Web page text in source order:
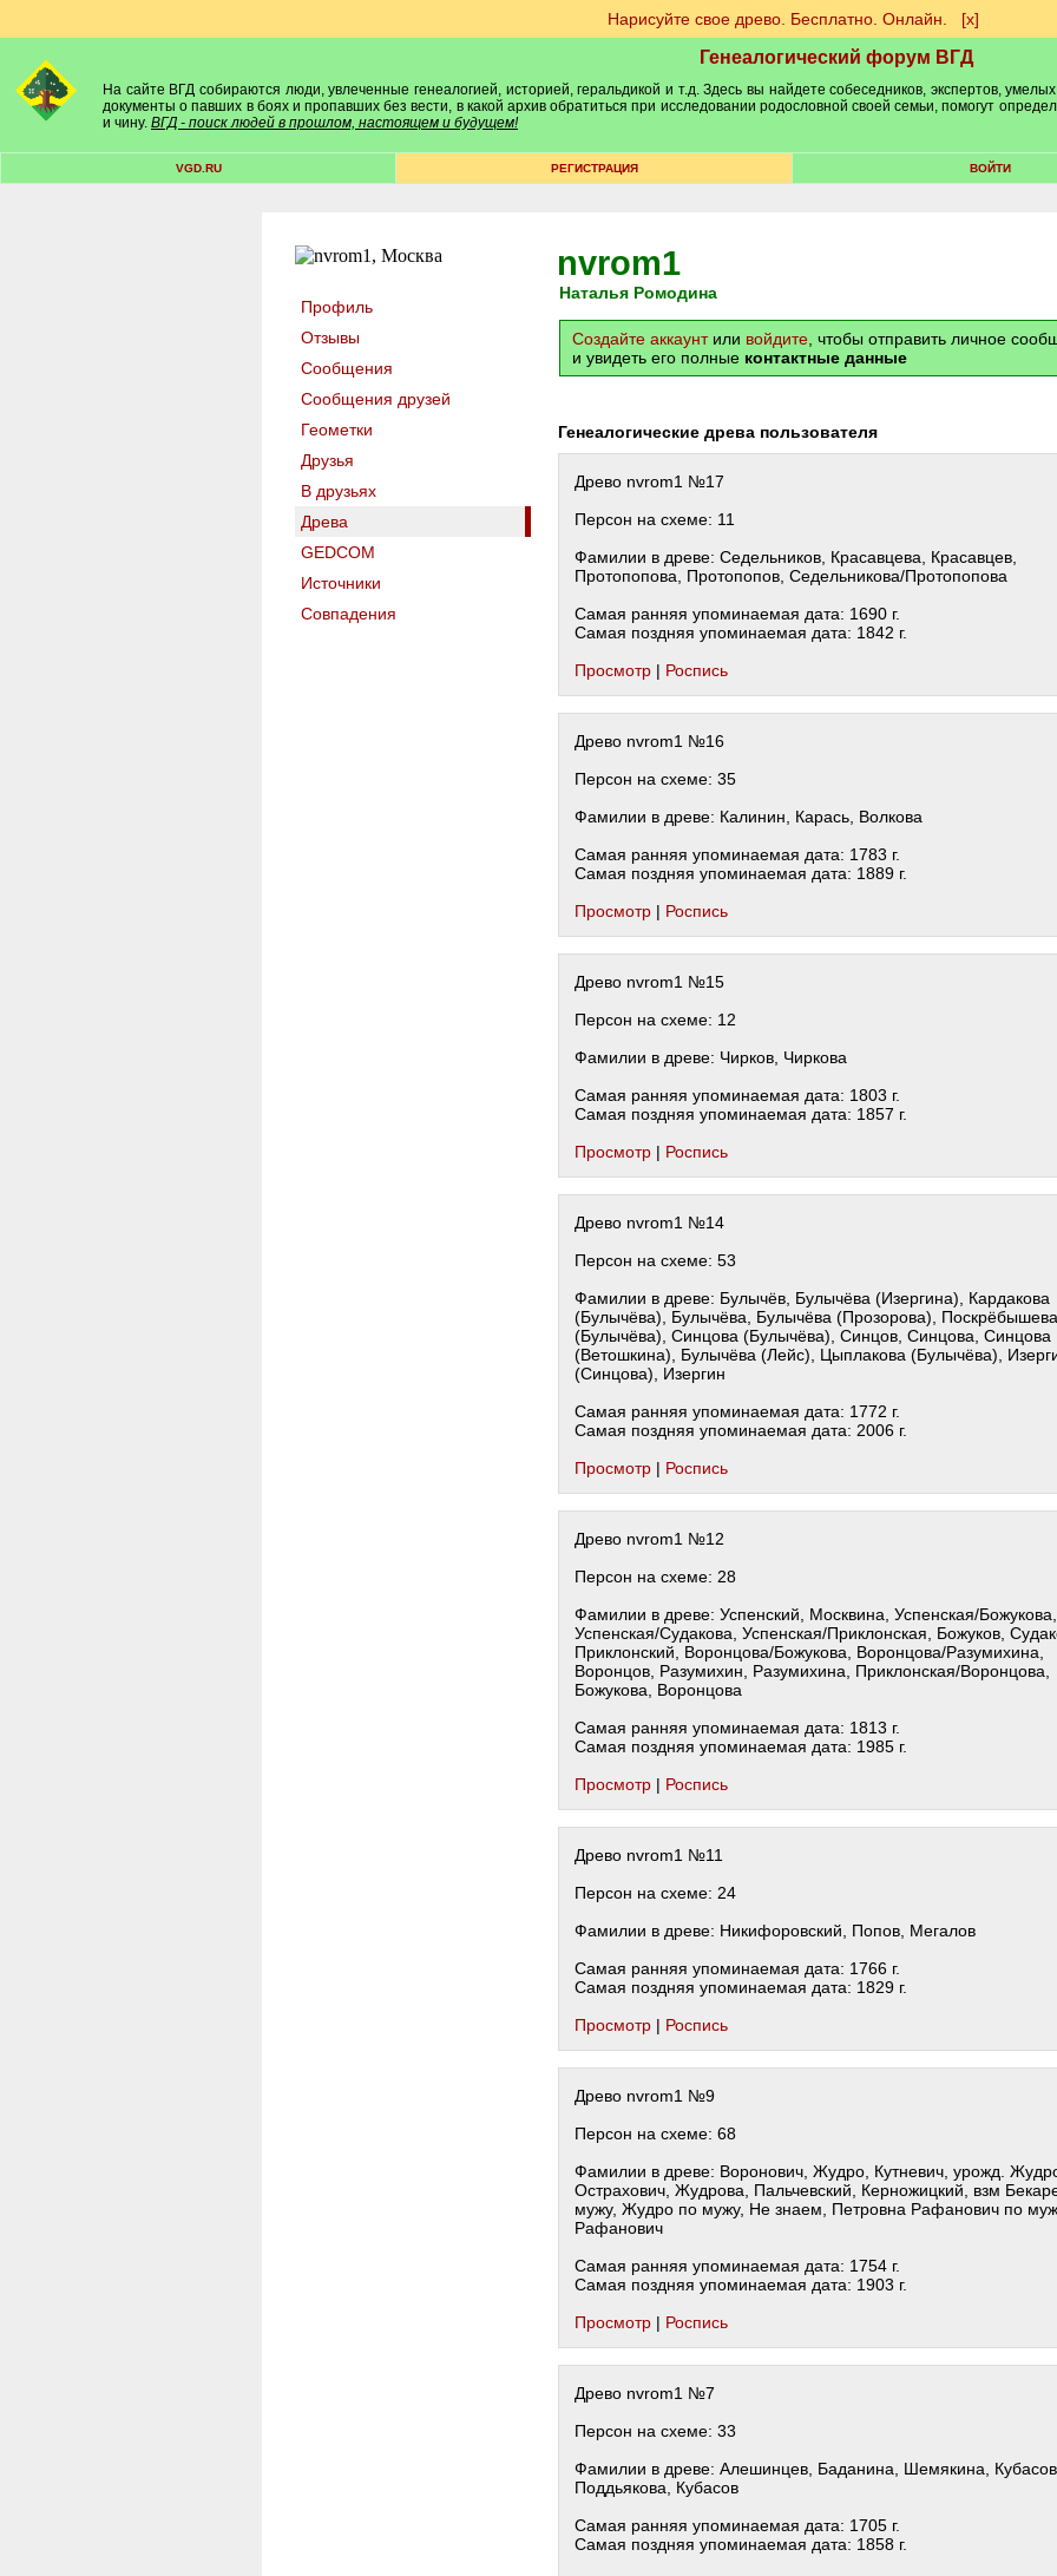
Нарисуйте свое древо. Бесплатно. Онлайн. [х]
Генеалогический форум ВГД
На сайте ВГД собираются люди, увлеченные генеалогией, историей, геральдикой и т.д. Здесь вы найдете собеседников, экспертов,
документы о павших в боях и пропавших без вести, в какой архив обратиться при исследовании родословной своей семьи, помогут
и чину. ВГД - поиск людей в прошлом, настоящем и будущем!
VGD.RU РЕГИСТРАЦИЯ ВОЙТИ
Профиль
Отзывы
Сообщения
Сообщения друзей
Геометки
Друзья
В друзьях
Древа
GEDCOM
Источники
Совпадения
nvrom1
Наталья Ромодина
Создайте аккаунтили войдите , чтобы отправить личное
и увидеть его полные контактные данные
Генеалогические древа пользователя
Древо nvrom1 №17
Персон на схеме: 11
Фамилии в древе: Седельников, Красавцева, Красавцев,
Протопопова, Протопопов, Седельникова/Протопопова
Самая ранняя упоминаемая дата: 1690 г.
Самая поздняя упоминаемая дата: 1842 г.
Просмотр | Роспись
Древо nvrom1 №16
Персон на схеме: 35
Фамилии в древе: Калинин, Карась, Волкова
Самая ранняя упоминаемая дата: 1783 г.
Самая поздняя упоминаемая дата: 1889 г.
Просмотр | Роспись
Древо nvrom1 №15
Персон на схеме: 12
Фамилии в древе: Чирков, Чиркова
Самая ранняя упоминаемая дата: 1803 г.
Самая поздняя упоминаемая дата: 1857 г.
Просмотр | Роспись
Древо nvrom1 №14
Персон на схеме: 53
Фамилии в древе: Булычёв, Булычёва (Изергина), Кардакова
(Булычёва), Булычёва, Булычёва (Прозорова), Поскрёбышева
(Булычёва), Синцова (Булычёва), Синцов, Синцова, Синцова
(Ветошкина), Булычёва (Лейс), Цыплакова (Булычёва),
(Синцова), Изергин
Самая ранняя упоминаемая дата: 1772 г.
Самая поздняя упоминаемая дата: 2006 г.
Просмотр | Роспись
Древо nvrom1 №12
Персон на схеме: 28
Фамилии в древе: Успенский, Москвина, Успенская/Божукова,
Успенская/Судакова, Успенская/Приклонская, Божуков,
Приклонский, Воронцова/Божукова, Воронцова/Разумихина,
Воронцов, Разумихин, Разумихина, Приклонская/Воронцова,
Божукова, Воронцова
Самая ранняя упоминаемая дата: 1813 г.
Самая поздняя упоминаемая дата: 1985 г.
Просмотр | Роспись
Древо nvrom1 №11
Персон на схеме: 24
Фамилии в древе: Никифоровский, Попов, Мегалов
Самая ранняя упоминаемая дата: 1766 г.
Самая поздняя упоминаемая дата: 1829 г.
Просмотр | Роспись
Древо nvrom1 №9
Персон на схеме: 68
Фамилии в древе: Воронович, Жудро, Кутневич, урожд.
Острахович, Жудрова, Пальчевский, Керножицкий, взм
мужу, Жудро по мужу, Не знаем, Петровна Рафанович по
Рафанович
Самая ранняя упоминаемая дата: 1754 г.
Самая поздняя упоминаемая дата: 1903 г.
Просмотр | Роспись
Древо nvrom1 №7
Персон на схеме: 33
Фамилии в древе: Алешинцев, Баданина, Шемякина,
Поддьякова, Кубасов
Самая ранняя упоминаемая дата: 1705 г.
Самая поздняя упоминаемая дата: 1858 г.